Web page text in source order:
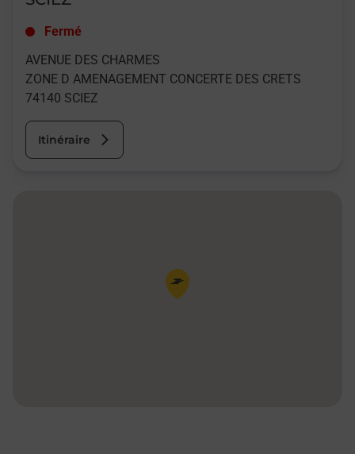
Fermé
AVENUE DES CHARMES
ZONE D AMENAGEMENT CONCERTE DES CRETS
74140 SCIEZ
Itinéraire
Pin de la carte